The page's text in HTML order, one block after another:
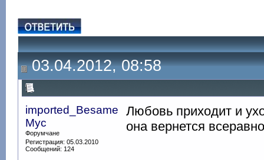
03.04.2012, 08:58
Любовь приходит и
она вернется
imported_Besame
Myc
Форумчане
Регистрация: 05.03.2010
Сообщений: 124